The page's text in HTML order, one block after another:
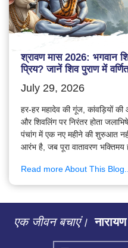
श्रावण मास 2026: भगवान
प्रिय? जानें शिव पुराण में
July 29, 2026
हर-हर महादेव की गूंज, कांवड़ियों
और शिवलिंग पर निरंतर होता
पंचांग में एक नए महीने की शुरुआत
आरंभ है, जब पूरा वातावरण भक्तिमय
Read more About This Blog...
एक जीवन बचाएं।